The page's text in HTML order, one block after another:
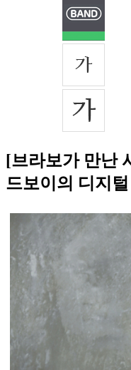
[브라보가 만난
드보이의 디지